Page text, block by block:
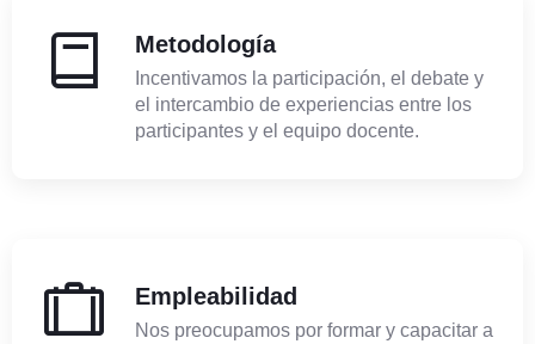
Metodología
Incentivamos la participación, el debate y
el intercambio de experiencias entre los
participantes y el equipo docente.
Empleabilidad
Nos preocupamos por formar y capacitar a